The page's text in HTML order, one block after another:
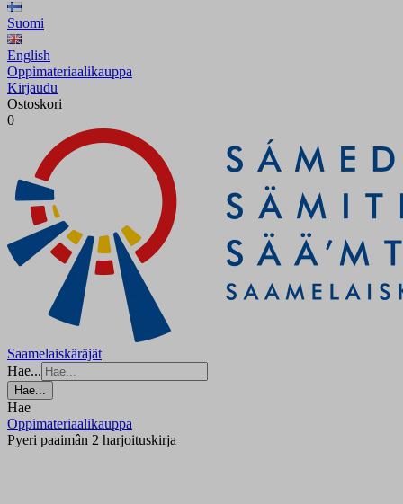
Suomi
English
Oppimateriaalikauppa
Kirjaudu
Ostoskori
0
Saamelaiskäräjät
Hae...
Hae...
Hae
Oppimateriaalikauppa
Pyeri paaimân 2 harjoituskirja